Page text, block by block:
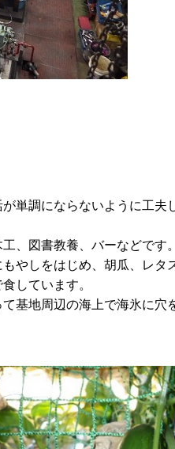
単調にならないように工夫
、図書教養、バーなどです。
やしをはじめ、胡瓜、レタ
しています。
基地周辺の海上で海氷に穴